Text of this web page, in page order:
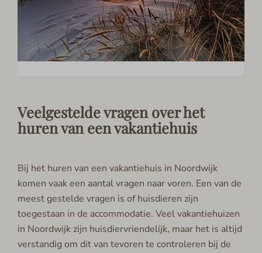
Veelgestelde vragen over het
huren van een vakantiehuis
Bij het huren van een vakantiehuis in Noordwijk
komen vaak een aantal vragen naar voren. Een van de
meest gestelde vragen is of huisdieren zijn
toegestaan in de accommodatie. Veel vakantiehuizen
in Noordwijk zijn huisdiervriendelijk, maar het is altijd
verstandig om dit van tevoren te controleren bij de